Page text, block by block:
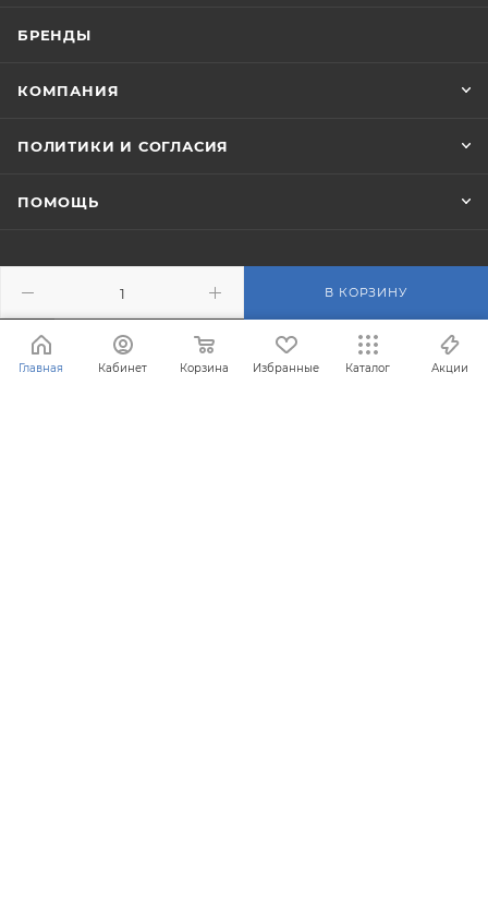
В КОРЗИНУ
БРЕНДЫ
КОМПАНИЯ
ПОЛИТИКИ И СОГЛАСИЯ
ПОМОЩЬ
ПОДПИСАТЬСЯ НА РАССЫЛКУ
+7 (495) 201-43-40
Главная Кабинет Корзина Избранные Каталог Акции